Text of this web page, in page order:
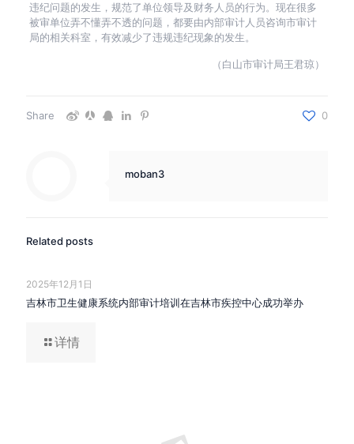
违纪问题的发生，规范了单位领导及财务人员的行为。现在很多
被审单位弄不懂弄不透的问题，都要由内部审计人员咨询市审计
局的相关科室，有效减少了违规违纪现象的发生。
（白山市审计局王君琼）
Share 0
moban3
Related posts
2025年12月1日
吉林市卫生健康系统内部审计培训在吉林市疾控中心成功举办
详情